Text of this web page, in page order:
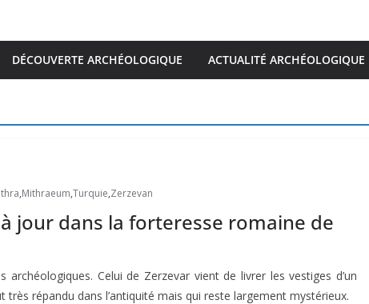
DÉCOUVERTE ARCHÉOLOGIQUE ACTUALITÉ ARCHÉOLOGIQUE
,Mithraeum,Turquie,Zerzevan
jour dans la forteresse romaine de
Celui de Zerzevar vient de livrer les vestiges d’un
répandu dans l’antiquité mais qui reste largement mystérieux.